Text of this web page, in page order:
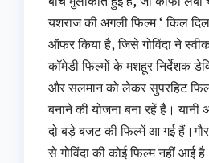
यशराज की अगली फिल्म ‘ किल
ऑफर किया है, जिसे गोविंदा ने
कॉमेडी फिल्मों के मशहूर निर्देशक
और सलमान को लेकर सुपरहिट
बनाने की योजना बना रहें है। यानी
दो बड़े बजट की फिल्में आ गई
से गोविंदा की कोई फिल्म नहीं आई